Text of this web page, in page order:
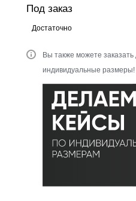
Под заказ
Достаточно
Вы также можете
индивидуальные размеры!